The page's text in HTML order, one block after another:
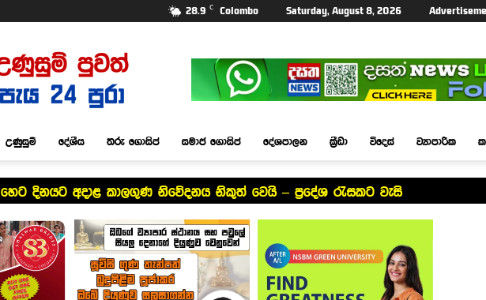
28.9 C Colombo Saturday, August 8, 2026
Dasatha
Lanka
News
උණුසුම් දේශීය තරු ගොසිප් සමාජ ගොසිප් දේශපාලන ක්‍රීඩා විදෙස් ව්‍යාපාරික
හෙට දිනයට අදාළ කාලගුණ නිවේදනය නිකුත් වෙයි – ප්‍රදේශ රැසකට වැසි